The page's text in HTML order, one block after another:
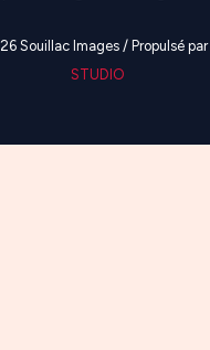
Souillac Images / Propulsé par
STUDIO